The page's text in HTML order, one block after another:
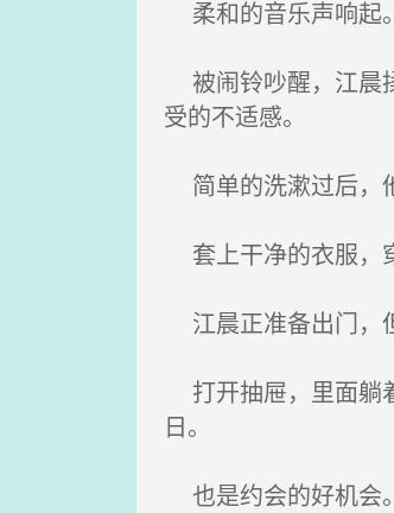
柔和的音乐声响起。
被闹铃吵醒，江晨
受的不适感。
简单的洗漱过后，
套上干净的衣服，
江晨正准备出门，
打开抽屉，里面躺
日。
也是约会的好机会。